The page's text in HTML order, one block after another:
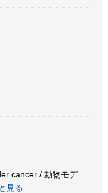
cancer / 動物モデ
見る